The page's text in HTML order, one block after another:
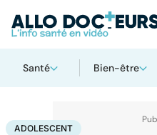
Santé Bien-être
AccueilSantéSociété Santé publique
ADOLESCENT